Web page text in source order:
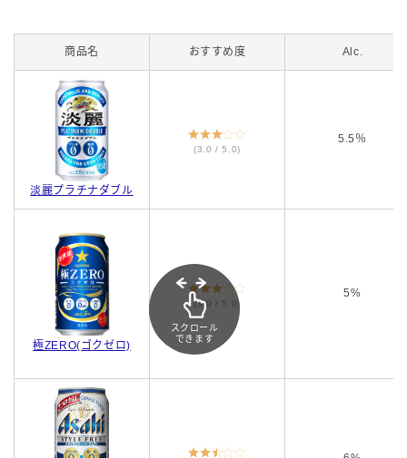
商品名 おすすめ度 Alc.
淡麗プラチナダブル
(3.0 / 5.0)
5.5％
極ZERO(ゴクゼロ)
(3.0 / 5.0)
5%
スクロール
できます